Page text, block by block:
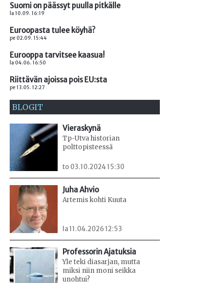
Suomi on päässyt puulla pitkälle
la 10.09. 16:19
Euroopasta tulee köyhä?
pe 02.09. 15:44
Eurooppa tarvitsee kaasua!
la 04.06. 16:50
Riittävän ajoissa pois EU:sta
pe 13.05. 12:27
BLOGIT
Vieraskynä
Tp-Utva historian
polttopisteessä
to 03.10.2024 15:30
Juha Ahvio
Artemis kohti Kuuta
la 11.04.2026 12:53
Professorin Ajatuksia
Yle teki diasarjan, mutta
miksi niin moni seikka
unohtui?